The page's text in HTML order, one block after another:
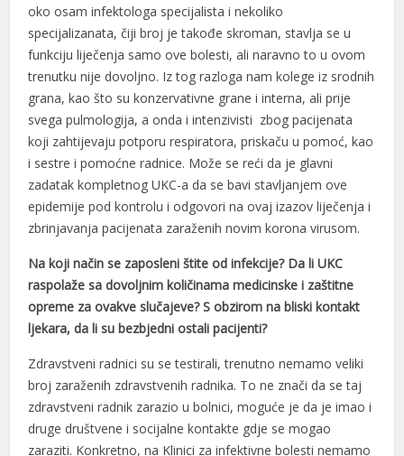
oko osam infektologa specijalista i nekoliko
specijalizanata, čiji broj je takođe skroman, stavlja se u
funkciju liječenja samo ove bolesti, ali naravno to u ovom
trenutku nije dovoljno. Iz tog razloga nam kolege iz srodnih
grana, kao što su konzervativne grane i interna, ali prije
svega pulmologija, a onda i intenzivisti zbog pacijenata
koji zahtijevaju potporu respiratora, priskaču u pomoć, kao
i sestre i pomoćne radnice. Može se reći da je glavni
zadatak kompletnog UKC-a da se bavi stavljanjem ove
epidemije pod kontrolu i odgovori na ovaj izazov liječenja i
zbrinjavanja pacijenata zaraženih novim korona virusom.
Na koji način se zaposleni štite od infekcije? Da li UKC
raspolaže sa dovoljnim količinama medicinske i zaštitne
opreme za ovakve slučajeve? S obzirom na bliski kontakt
ljekara, da li su bezbjedni ostali pacijenti?
Zdravstveni radnici su se testirali, trenutno nemamo veliki
broj zaraženih zdravstvenih radnika. To ne znači da se taj
zdravstveni radnik zarazio u bolnici, moguće je da je imao i
druge društvene i socijalne kontakte gdje se mogao
zaraziti. Konkretno, na Klinici za infektivne bolesti nemamo